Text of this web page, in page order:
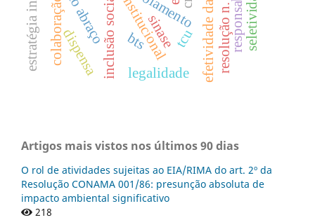
inclusão social sinase
bts
dispensa legalidade
colaboração tcu
Artigos mais vistos nos últimos 90 dias
O rol de atividades sujeitas ao EIA/RIMA do art. 2º da
Resolução CONAMA 001/86: presunção absoluta de
impacto ambiental significativo
218